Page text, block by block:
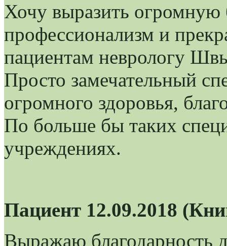
Хочу выразить огромную
профессионализм и
пациентам неврологу
Просто замечательный
огромного здоровья,
По больше бы таких
учреждениях.
Пациент 12.09.2018
Выражаю благодарность